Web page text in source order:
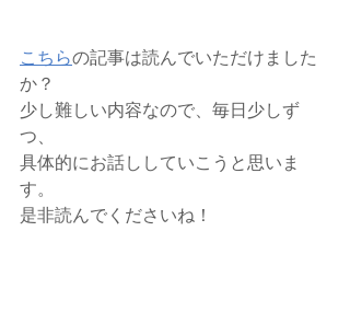
こちらの記事は読んでいただけました
か？
少し難しい内容なので、毎日少しず
つ、
具体的にお話ししていこうと思いま
す。
是非読んでくださいね！